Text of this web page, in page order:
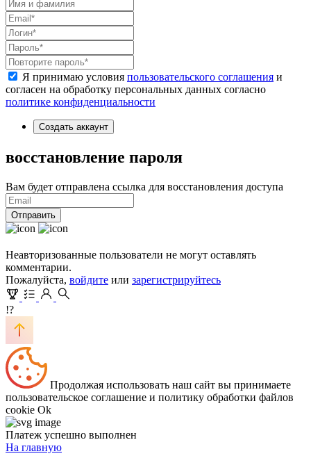
Я принимаю условия пользовательского соглашения и
согласен на обработку персональных данных согласно
политике конфиденциальности
Создать аккаунт
восстановление пароля
Вам будет отправлена ссылка для восстановления доступа
Отправить
Неавторизованные пользователи не могут оставлять
комментарии.
Пожалуйста, войдите или зарегистрируйтесь
!?
Продолжая использовать наш сайт вы принимаете
пользовательское соглашение и политику обработки файлов
cookie Ok
Платеж успешно выполнен
На главную